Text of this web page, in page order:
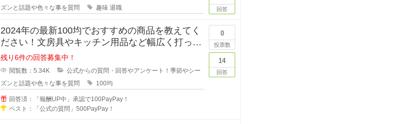
ズンと話題や色々な事を質問
趣味 退職 回答
2024年の最新100均でおすすめの商品を教えてく
ださい！文房具やキッチン用品など幅広く打って
いる100均で購入すべきお
残り6件の回答募集中！
閲覧数：5.34K
公式からの質問・回答やアンケート！季節やシー
ズンと話題や色々な事を質問
100均
回答済：「報酬UP中」承認で100PayPay！
ベスト：「公式の質問」500PayPay！
0
投票数
14
回答